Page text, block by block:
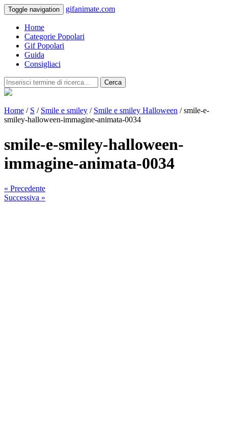
Toggle navigation gifanimate.com
Home
Categorie Popolari
Gif Popolari
Guida
Consigliaci
Cerca
Home / S / Smile e smiley / Smile e smiley Halloween / smile-e-
smiley-halloween-immagine-animata-0034
smile-e-smiley-halloween-
immagine-animata-0034
« Precedente
Successiva »